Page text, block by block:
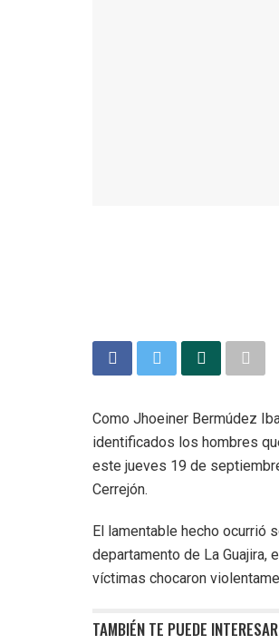
Como Jhoeiner Bermúdez
identificados los hombres
este jueves 19 de
Cerrejón.
El lamentable hecho ocurrió
departamento de La Guajira,
víctimas chocaron
TAMBIÉN TE PUEDE INTERESAR